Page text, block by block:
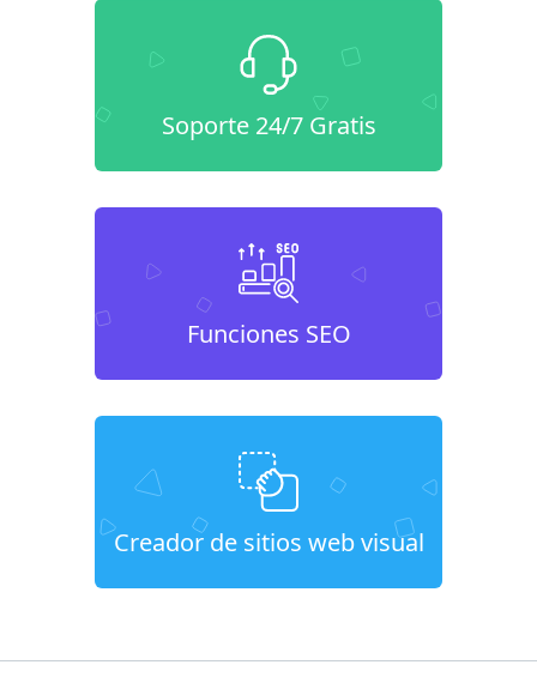
Soporte 24/7 Gratis
Funciones SEO
Creador de sitios web visual